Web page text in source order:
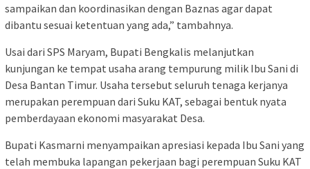
sampaikan dan koordinasikan dengan Baznas agar dapat
dibantu sesuai ketentuan yang ada,” tambahnya.
Usai dari SPS Maryam, Bupati Bengkalis melanjutkan
kunjungan ke tempat usaha arang tempurung milik Ibu Sani di
Desa Bantan Timur. Usaha tersebut seluruh tenaga kerjanya
merupakan perempuan dari Suku KAT, sebagai bentuk nyata
pemberdayaan ekonomi masyarakat Desa.
Bupati Kasmarni menyampaikan apresiasi kepada Ibu Sani yang
telah membuka lapangan pekerjaan bagi perempuan Suku KAT